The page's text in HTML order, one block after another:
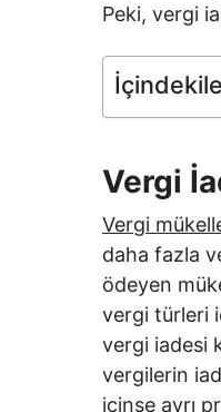
Peki, vergi
Vergi
Vergi
daha fazla
ödeyen
vergi türleri
vergi iadesi
vergilerin
içinse ayrı